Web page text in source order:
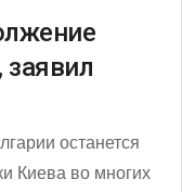
останется
Киева во многих